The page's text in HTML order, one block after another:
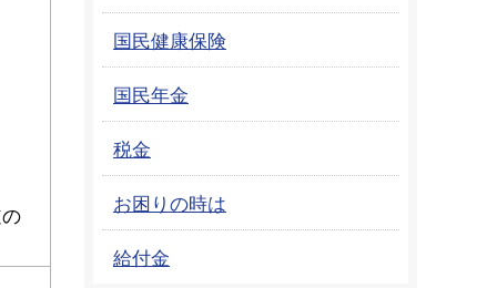
国民健康保険
国民年金
税金
お困りの時は
給付金